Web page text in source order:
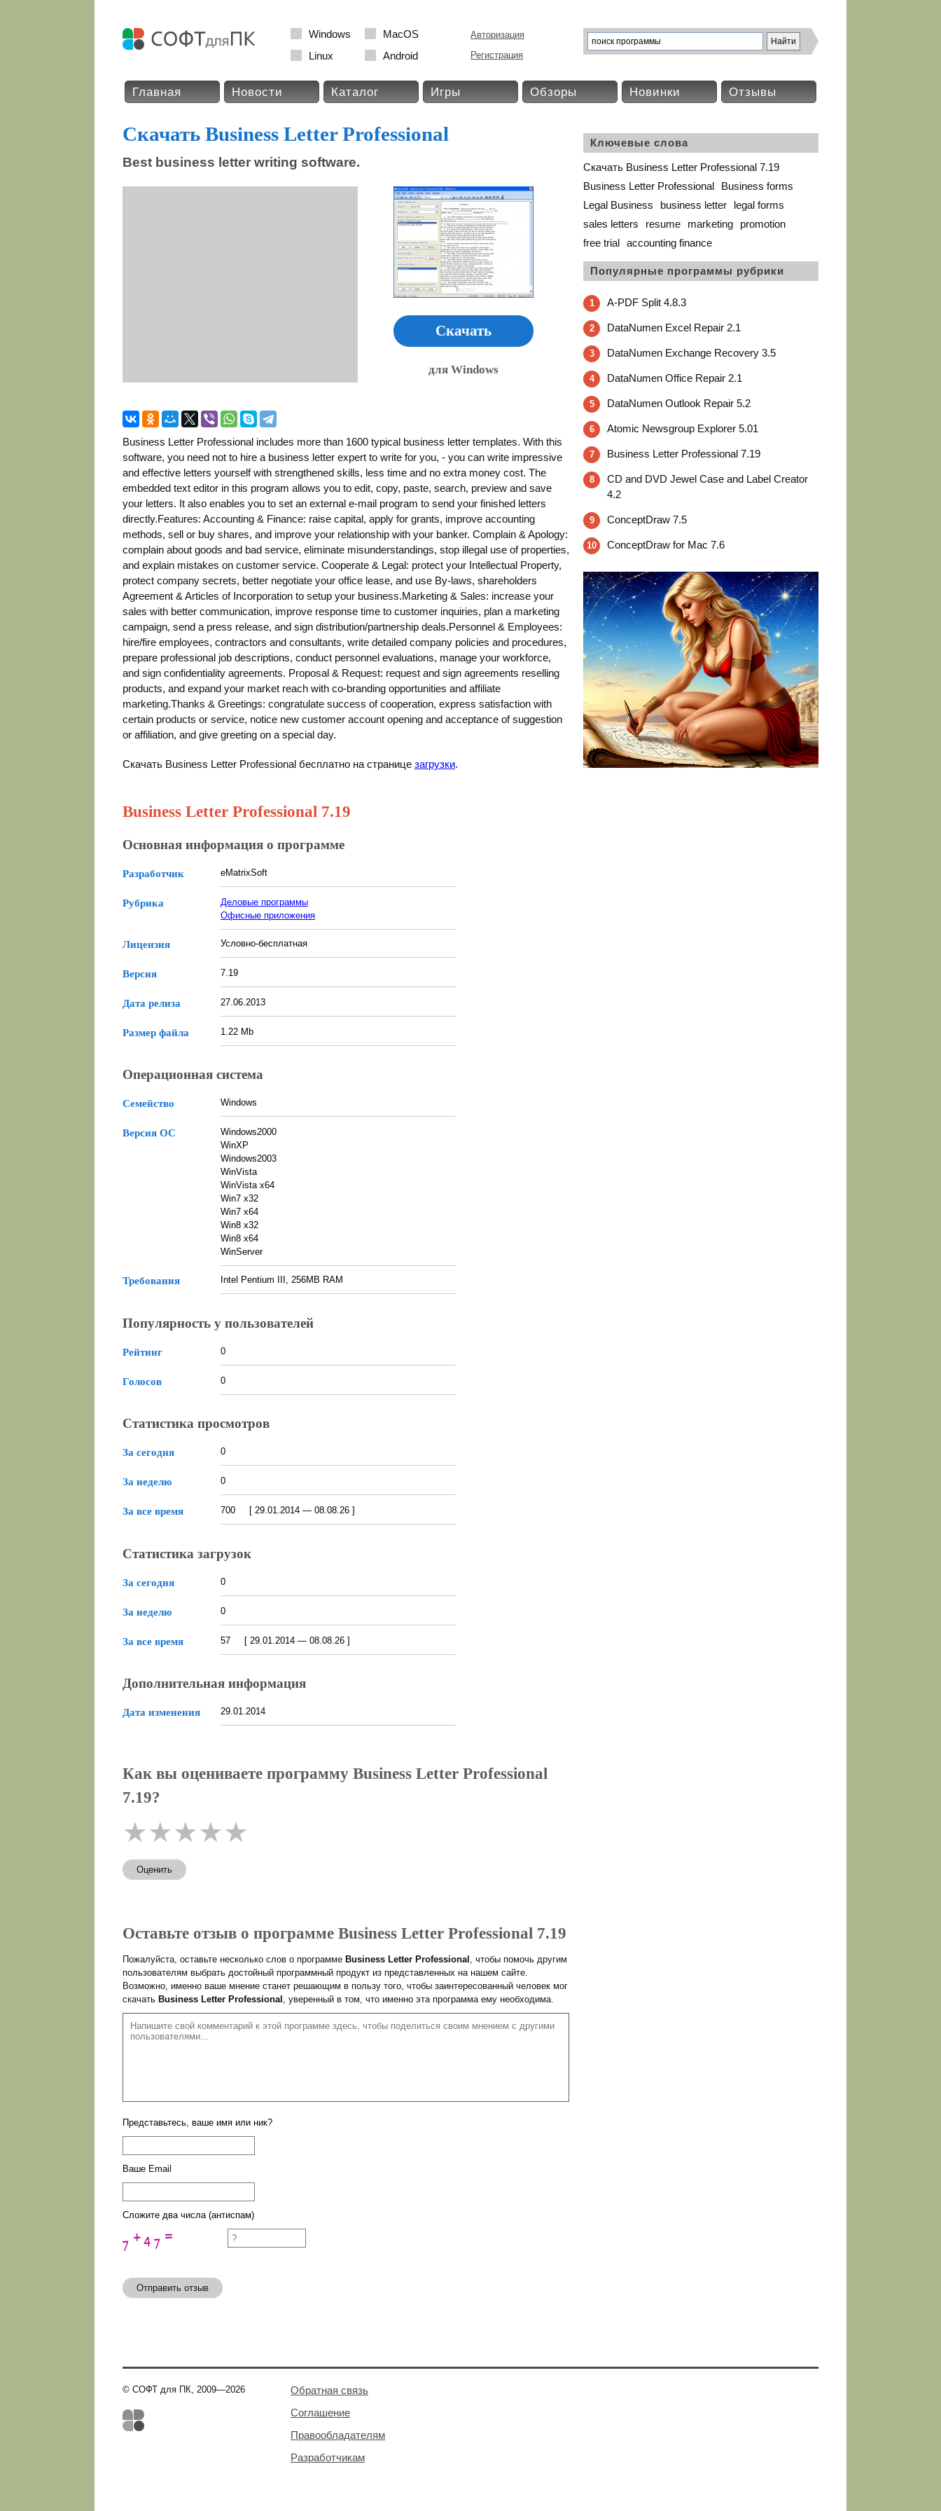
Windows
MacOS
Linux
Android
Авторизация
Регистрация
Главная Новости Каталог Игры Обзоры Новинки Отзывы
Скачать Business Letter Professional
Best business letter writing software.
Скачать
для Windows
Business Letter Professional includes more than 1600 typical business letter templates. With this
software, you need not to hire a business letter expert to write for you, - you can write impressive
and effective letters yourself with strengthened skills, less time and no extra money cost. The
embedded text editor in this program allows you to edit, copy, paste, search, preview and save
your letters. It also enables you to set an external e-mail program to send your finished letters
directly.Features: Accounting & Finance: raise capital, apply for grants, improve accounting
methods, sell or buy shares, and improve your relationship with your banker. Complain & Apology:
complain about goods and bad service, eliminate misunderstandings, stop illegal use of properties,
and explain mistakes on customer service. Cooperate & Legal: protect your Intellectual Property,
protect company secrets, better negotiate your office lease, and use By-laws, shareholders
Agreement & Articles of Incorporation to setup your business.Marketing & Sales: increase your
sales with better communication, improve response time to customer inquiries, plan a marketing
campaign, send a press release, and sign distribution/partnership deals.Personnel & Employees:
hire/fire employees, contractors and consultants, write detailed company policies and procedures,
prepare professional job descriptions, conduct personnel evaluations, manage your workforce,
and sign confidentiality agreements. Proposal & Request: request and sign agreements reselling
products, and expand your market reach with co-branding opportunities and affiliate
marketing.Thanks & Greetings: congratulate success of cooperation, express satisfaction with
certain products or service, notice new customer account opening and acceptance of suggestion
or affiliation, and give greeting on a special day.
Скачать Business Letter Professional бесплатно на странице загрузки.
Business Letter Professional 7.19
Основная информация о программе
Разработчик eMatrixSoft
Рубрика
Деловые программы
Офисные приложения
Лицензия Условно-бесплатная
Версия 7.19
Дата релиза 27.06.2013
Размер файла 1.22 Mb
Операционная система
Семейство Windows
Версия ОС
Windows2000
WinXP
Windows2003
WinVista
WinVista x64
Win7 x32
Win7 x64
Win8 x32
Win8 x64
WinServer
Требования Intel Pentium III, 256MB RAM
Популярность у пользователей
Рейтинг 0
Голосов 0
Статистика просмотров
За сегодня 0
За неделю 0
За все время 700 [ 29.01.2014 — 08.08.26 ]
Статистика загрузок
За сегодня 0
За неделю 0
За все время 57 [ 29.01.2014 — 08.08.26 ]
Дополнительная информация
Дата изменения 29.01.2014
Как вы оцениваете программу Business Letter Professional
7.19?
★★★★★
Оценить
Оставьте отзыв о программе Business Letter Professional 7.19
Пожалуйста, оставьте несколько слов о программе Business Letter Professional , чтобы помочь другим
пользователям выбрать достойный программный продукт из представленных на нашем сайте.
Возможно, именно ваше мнение станет решающим в пользу того, чтобы заинтересованный человек мог
скачать Business Letter Professional , уверенный в том, что именно эта программа ему необходима.
Представьтесь, ваше имя или ник?
Ваше Email
Сложите два числа (антиспам)
Отправить отзыв
Ключевые слова
Скачать Business Letter Professional 7.19
Business Letter Professional
Business forms
Legal Business
business letter
legal forms
sales letters
resume marketing
promotion
free trial accounting finance
Популярные программы рубрики
1 A-PDF Split 4.8.3
2 DataNumen Excel Repair 2.1
3 DataNumen Exchange Recovery 3.5
4 DataNumen Office Repair 2.1
5 DataNumen Outlook Repair 5.2
6 Atomic Newsgroup Explorer 5.01
7 Business Letter Professional 7.19
8
CD and DVD Jewel Case and Label Creator
4.2
9 ConceptDraw 7.5
10 ConceptDraw for Mac 7.6
© СОФТ для ПК, 2009—2026
Обратная связь
Соглашение
Правообладателям
Разработчикам